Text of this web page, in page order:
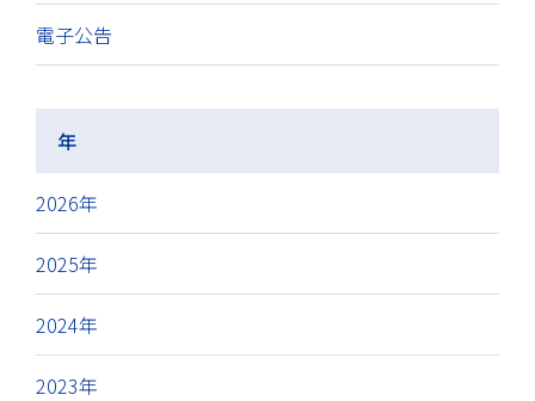
電子公告
年
2026年
2025年
2024年
2023年